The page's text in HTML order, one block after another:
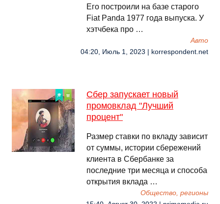
Его построили на базе старого
Fiat Panda 1977 года выпуска. У
хэтчбека про …
Авто
04:20, Июль 1, 2023 | korrespondent.net
Сбер запускает новый
промовклад "Лучший
процент"
Размер ставки по вкладу зависит
от суммы, истории сбережений
клиента в Сбербанке за
последние три месяца и способа
открытия вклада …
Общество, регионы